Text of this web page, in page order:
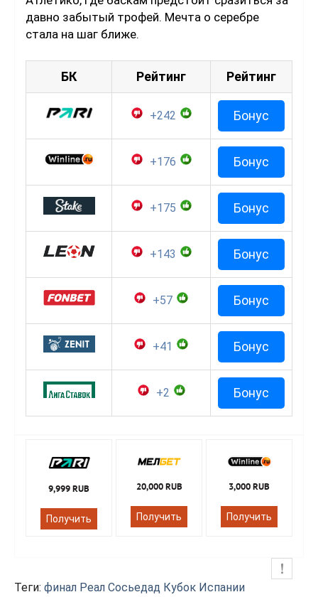
давно забытый трофей. Мечта о серебре
стала на шаг ближе.
БК Рейтинг Рейтинг
+242 Бонус
+176 Бонус
+175 Бонус
+143 Бонус
+57 Бонус
+41 Бонус
+2 Бонус
9,999 RUB
Получить
20,000 RUB
Получить
3,000 RUB
Получить
Теги: финал Реал Сосьедад Кубок Испании